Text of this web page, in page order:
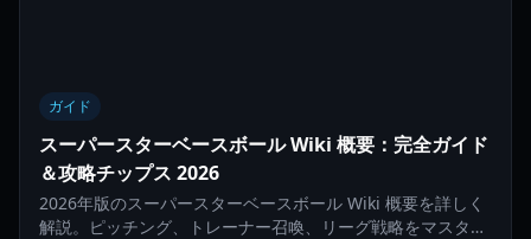
ガイド
スーパースターベースボール Wiki 概要：完全ガイド
＆攻略チップス 2026
2026年版のスーパースターベースボール Wiki 概要を詳しく
解説。ピッチング、トレーナー召喚、リーグ戦略をマスター